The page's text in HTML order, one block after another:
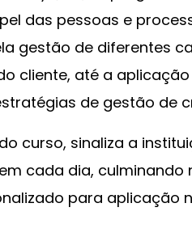
das pessoas e
gestão de diferentes
cliente, até a
de gestão de
curso, sinaliza a
cada dia, culminando
para aplicação